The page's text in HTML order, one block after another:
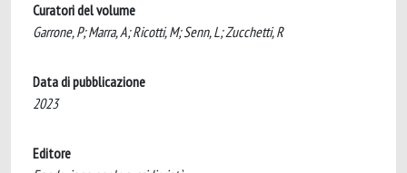
Curatori del volume
Garrone, P; Marra, A; Ricotti, M; Senn, L; Zucchetti, R
Data di pubblicazione
2023
Editore